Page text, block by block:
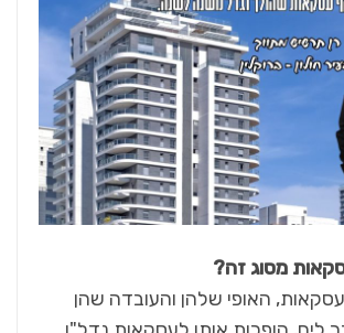
מסוג זה?
האופי שלהן והעובדה שהן